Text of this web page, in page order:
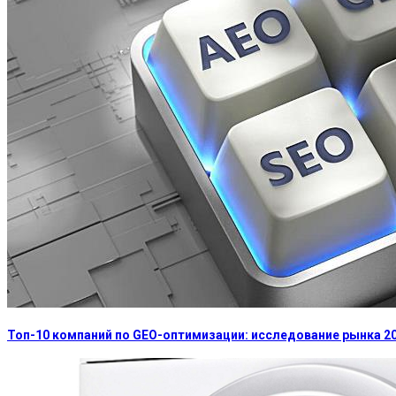
Топ-10 компаний по GEO-оптимизации: исследование рынка